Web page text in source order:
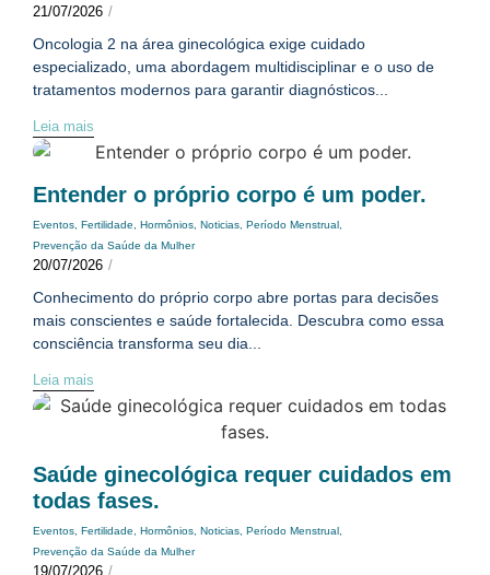
21/07/2026 /
Oncologia 2 na área ginecológica exige cuidado
especializado, uma abordagem multidisciplinar e o uso de
tratamentos modernos para garantir diagnósticos...
Leia mais
Entender o próprio corpo é um poder.
Eventos Fertilidade Hormônios Noticias Período Menstrual
Prevenção da Saúde da Mulher
20/07/2026 /
Conhecimento do próprio corpo abre portas para decisões
mais conscientes e saúde fortalecida. Descubra como essa
consciência transforma seu dia...
Leia mais
Saúde ginecológica requer cuidados em
todas fases.
Eventos Fertilidade Hormônios Noticias Período Menstrual
Prevenção da Saúde da Mulher
19/07/2026 /